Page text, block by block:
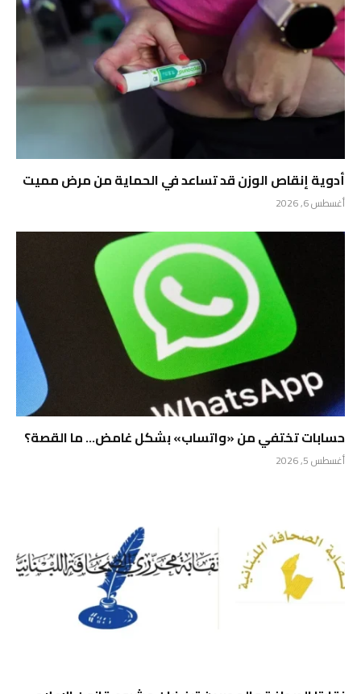
أدوية إنقاص الوزن قد تساعد في الحماية من مرض مميت
أغسطس 6, 2026
حسابات تختفي من «واتساب» بشكل غامض… ما القصة؟
أغسطس 5, 2026